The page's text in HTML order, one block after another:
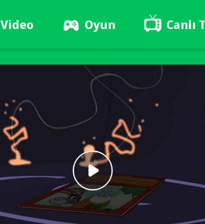
Video Oyun Canlı